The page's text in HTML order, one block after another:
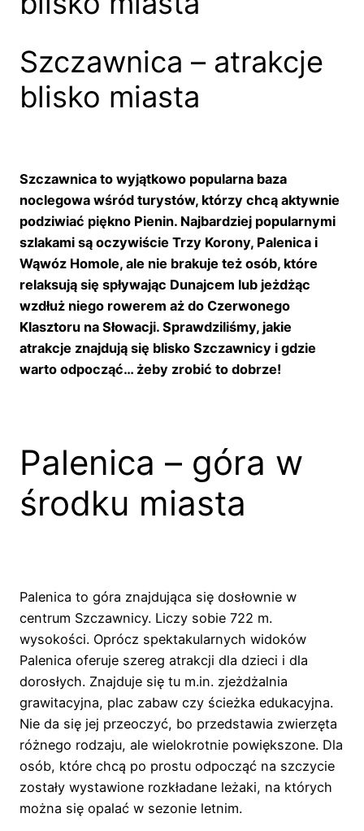
Szczawnica – atrakcje
blisko miasta
Szczawnica to wyjątkowo popularna baza
noclegowa wśród turystów, którzy chcą aktywnie
podziwiać piękno Pienin. Najbardziej popularnymi
szlakami są oczywiście Trzy Korony, Palenica i
Wąwóz Homole, ale nie brakuje też osób, które
relaksują się spływając Dunajcem lub jeżdżąc
wzdłuż niego rowerem aż do Czerwonego
Klasztoru na Słowacji. Sprawdziliśmy, jakie
atrakcje znajdują się blisko Szczawnicy i gdzie
warto odpocząć… żeby zrobić to dobrze!
Palenica – góra w
środku miasta
Palenica to góra znajdująca się dosłownie w
centrum Szczawnicy. Liczy sobie 722 m.
wysokości. Oprócz spektakularnych widoków
Palenica oferuje szereg atrakcji dla dzieci i dla
dorosłych. Znajduje się tu m.in. zjeżdżalnia
grawitacyjna, plac zabaw czy ścieżka edukacyjna.
Nie da się jej przeoczyć, bo przedstawia zwierzęta
różnego rodzaju, ale wielokrotnie powiększone. Dla
osób, które chcą po prostu odpocząć na szczycie
zostały wystawione rozkładane leżaki, na których
można się opalać w sezonie letnim.